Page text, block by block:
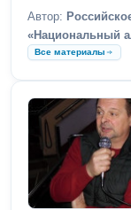
Автор:
«Национальный
Все материалы